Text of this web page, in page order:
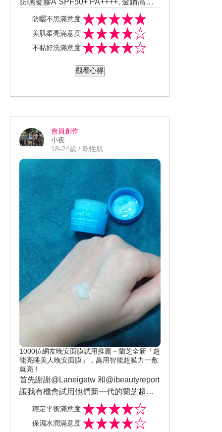
防曬凝膠A SPF50+ PA++++, 金鑽高效
防曬凝膠A和我之前使用的他牌防曬相比
質地更加的水潤， 清爽不黏膩不厚重，
上完防曬後和後續的底妝也不會有打架
的情形發生， 外出2小時臉上也沒有出現
外出玩水使用金鑽高效防曬凝膠A也沒有
曬， 另外金鑽高效防曬凝膠A聞起來有
這次我拿到的是15g的金鑽高效防曬凝膠
A， 發現如果是外出帶小包包時有小容
量的防曬，外出補擦真的很方便， 希望
安耐曬之後可以出像這樣小容量的隨身
續回購 我的社群分享在這這次要介紹的
F50+ PA++++, 金鑽高效防曬凝膠A和我
後續的底妝也不會有打架的情形發生，
外出2小時臉上也沒有出現土石流的情
用金鑽高效防曬凝膠A也沒有出現曬黑的
情形真的達到了防水防汗防曬， 另外金
鑽高效防曬凝膠A聞起來有淡淡的花香
味，味道我也很喜歡。
這次我拿到的是15g的金鑽高效防曬凝膠
A， 發現如果是外出帶小包包時有小容
安耐曬之後可以出像這樣小容量的隨身
續回購 我的社群分享在這https://www.in
防曬不黑滿意度
美肌柔亮滿意度
不黏好洗滿意度
觀看心得
會員創作
小夜
18-24歲 / 乾性肌
1000位網友晚安面膜試用推薦－蘭芝全新「超
能亮睡美人晚安面膜」，萬用智能超膜力一敷
就亮！
首先謝謝@Laneigetw 和@ibeautyreport
讓我有機會試用他們新一代的蘭芝超能
亮睡美人晚安面膜。 一直是蘭芝晚安面
膜的愛用者已經使用完3罐了~撒花🌺 這
次是用的新一代晚安面膜相比第一代保
說一說為甚麼我喜歡蘭芝的晚安面膜，
第一是因為和其他品牌相比使用起來不
黏膩， 第二是睡一覺起來臉上也不會泛
穩定平衡滿意度
保濕水潤滿意度